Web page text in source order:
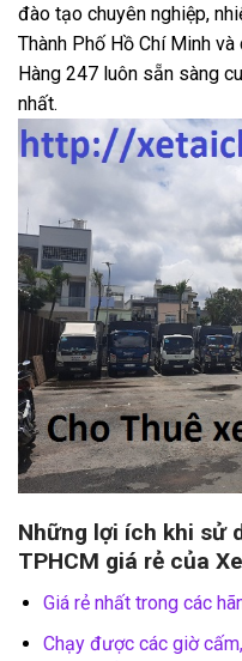
đào tạo chuyên nghiệp,
Thành Phố Hồ Chí Minh
Hàng 247 luôn sẵn sàng
nhất.
Những lợi ích khi sử
TPHCM giá rẻ của
Giá rẻ nhất trong các
Chạy được các giờ